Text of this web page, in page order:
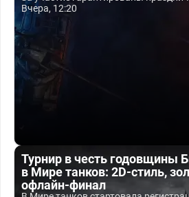
Вчера, 12:20
Турнир в честь годовщины
в Мире танков: 2D-стиль,
офлайн-финал